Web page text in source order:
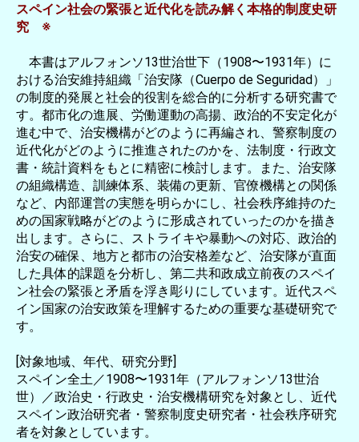
スペイン社会の緊張と近代化を読み解く本格的制度史研
究 ※
本書はアルフォンソ13世治世下（1908〜1931年）に
おける治安維持組織「治安隊（Cuerpo de Seguridad）」
の制度的発展と社会的役割を総合的に分析する研究書で
す。都市化の進展、労働運動の高揚、政治的不安定化が
進む中で、治安機構がどのように再編され、警察制度の
近代化がどのように推進されたのかを、法制度・行政文
書・統計資料をもとに精密に検討します。また、治安隊
の組織構造、訓練体系、装備の更新、官僚機構との関係
など、内部運営の実態を明らかにし、社会秩序維持のた
めの国家戦略がどのように形成されていったのかを描き
出します。さらに、ストライキや暴動への対応、政治的
治安の確保、地方と都市の治安格差など、治安隊が直面
した具体的課題を分析し、第二共和政成立前夜のスペイ
ン社会の緊張と矛盾を浮き彫りにしています。近代スペ
イン国家の治安政策を理解するための重要な基礎研究で
す。
[対象地域、年代、研究分野]
スペイン全土／1908〜1931年（アルフォンソ13世治
世）／政治史・行政史・治安機構研究を対象とし、近代
スペイン政治研究者・警察制度史研究者・社会秩序研究
者を対象としています。